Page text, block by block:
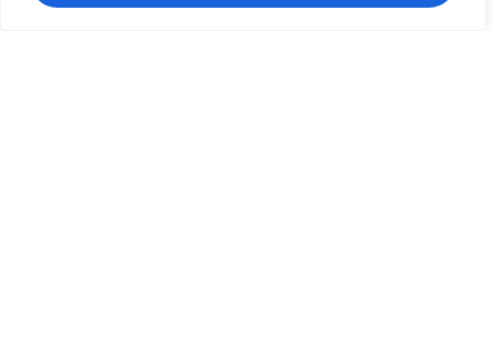
Implantes cigomáticos